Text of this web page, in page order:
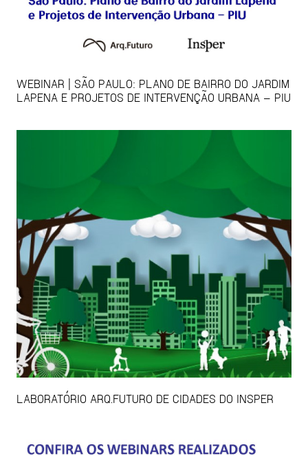
WEBINAR | SÃO PAULO: PLANO DE BAIRRO DO JARDIM
LAPENA E PROJETOS DE INTERVENÇÃO URBANA – PIU
LABORATÓRIO ARQ.FUTURO DE CIDADES DO INSPER